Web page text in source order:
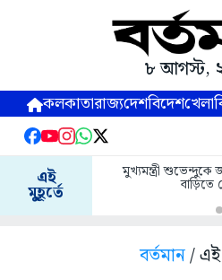
৮ আগস্ট,
কলকাতারাজ্যদেশবিদেশখেলা
এই
মুহূর্তে
মুখ্যমন্ত্রী
বর্তমান/ এই